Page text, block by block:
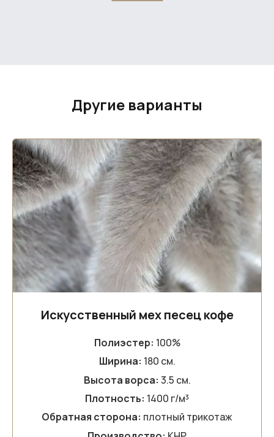
Другие варианты
Искусственный мех песец кофе
Полиэстер: 100%
Ширина: 180 см.
Высота ворса: 3.5 см.
Плотность: 1400 г/м³
Обратная сторона: плотный трикотаж